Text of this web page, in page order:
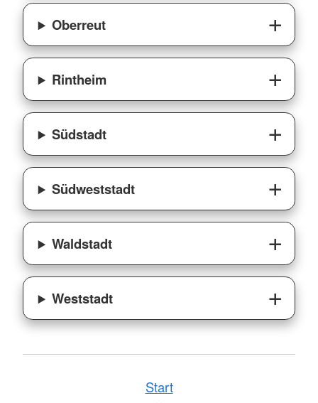
Oberreut
Rintheim
Südstadt
Südweststadt
Waldstadt
Weststadt
Start